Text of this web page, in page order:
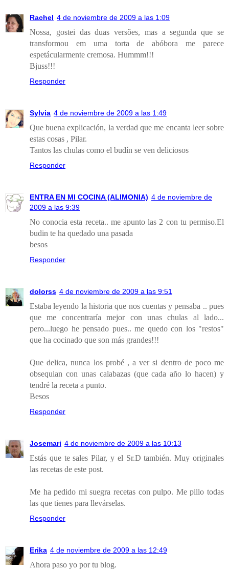
Rachel 4 de noviembre de 2009 a las 1:09
Nossa, gostei das duas versões, mas a segunda que se
transformou em uma torta de abóbora me parece
espetácularmente cremosa. Hummm!!!
Bjuss!!!
Responder
Sylvia 4 de noviembre de 2009 a las 1:49
Que buena explicación, la verdad que me encanta leer sobre
estas cosas , Pilar.
Tantos las chulas como el budín se ven deliciosos
Responder
ENTRA EN MI COCINA (ALIMONIA) 4 de noviembre de
2009 a las 9:39
No conocia esta receta.. me apunto las 2 con tu permiso.El
budin te ha quedado una pasada
besos
Responder
dolorss 4 de noviembre de 2009 a las 9:51
Estaba leyendo la historia que nos cuentas y pensaba .. pues
que me concentraría mejor con unas chulas al lado...
pero...luego he pensado pues.. me quedo con los "restos"
que ha cocinado que son más grandes!!!
Que delica, nunca los probé , a ver si dentro de poco me
obsequian con unas calabazas (que cada año lo hacen) y
tendré la receta a punto.
Besos
Responder
Josemari 4 de noviembre de 2009 a las 10:13
Estás que te sales Pilar, y el Sr.D también. Muy originales
las recetas de este post.
Me ha pedido mi suegra recetas con pulpo. Me pillo todas
las que tienes para llevárselas.
Responder
Erika 4 de noviembre de 2009 a las 12:49
Ahora paso yo por tu blog.